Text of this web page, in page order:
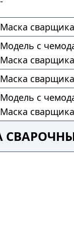
Маска
Модель с
Маска
Маска
Модель с
Маска